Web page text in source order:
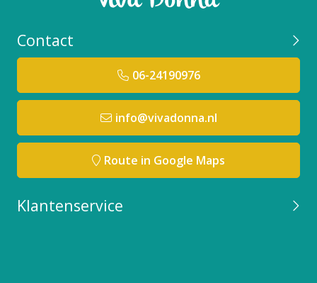
Contact
06-24190976
info@vivadonna.nl
Route in Google Maps
Klantenservice